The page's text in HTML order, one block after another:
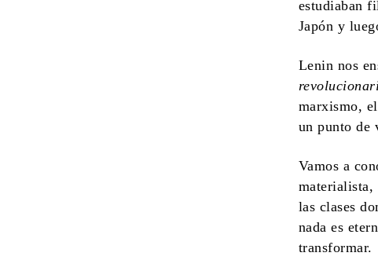
estudiaban
Japón y
Lenin nos
marxismo, el
un punto de
Vamos a
materialista,
las clases
nada es
transformar.